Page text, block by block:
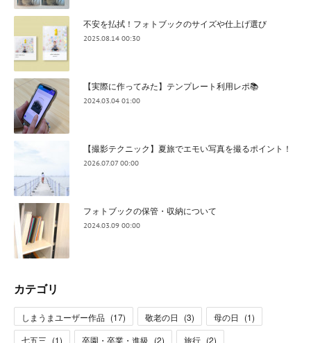
不安を払拭！フォトブックのサイズや仕上げ選び
2025.08.14 00:30
【実際に作ってみた】テンプレート利用レポ📚
2024.03.04 01:00
【撮影テクニック】夏旅でエモい写真を撮るポイント！
2026.07.07 00:00
フォトブックの保管・収納について
2024.03.09 00:00
カテゴリ
しまうまユーザー作品 (17) 敬老の日 (3) 母の日 (1)
七五三 (1) 卒園・卒業・進級 (2) 旅行 (2)